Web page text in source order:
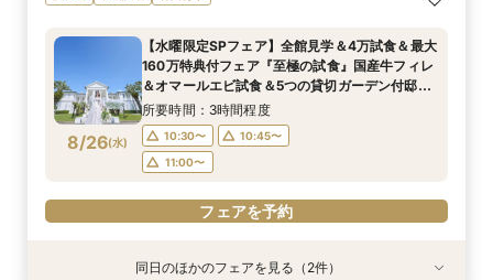
8/23( )
ト＆最大155万優待】4万円相当の贅沢フレンチ
体験BIGフェア
所要時間：2時間20分程度
8:45〜
9:00〜
9:15〜
14:00〜
15:00〜
8/23( )
白亜のチャペルなど全館見学×4万円相当の絶品
フェア
所要時間：2時間20分程度
8:45〜
9:00〜
9:15〜
14:00〜
15:00〜
8/23( )
もてなし！豪華国産牛試食×貸切邸宅での演出体
所要時間：2時間20分程度
9:00〜
9:15〜
14:00〜
15:00〜
フェアを予約
8/23( )
験＆4万相当の試食+最大155万円の豪華特典付
8:45〜
9:00〜
9:15〜
14:00〜
15:00〜
フェアを予約
8/26(水)
【水曜限定SPフェア】全館見学＆4万試食＆最大
160万特典付フェア『至極の試食』国産牛フィレ
＆オマールエビ試食＆5つの貸切ガーデン付邸宅
をゆったり見学できて安心♪
所要時間：3時間程度
10:30〜
10:45〜
11:00〜
フェアを予約
衣装試着 特典あり
衣装試着同日のほかのフェアを見る（2件）